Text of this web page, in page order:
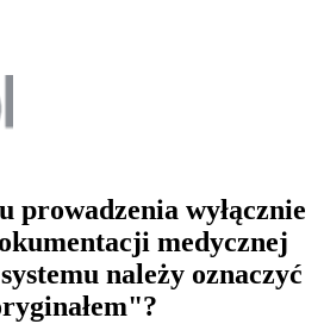
prowadzenia wyłącznie
medycznej
należy oznaczyć